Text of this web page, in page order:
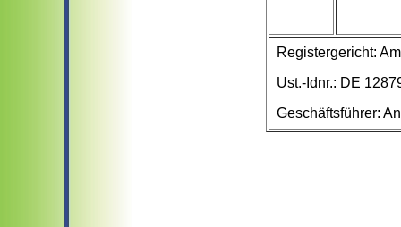
Registergericht:
Ust.-Idnr.: DE
Geschäftsführer: